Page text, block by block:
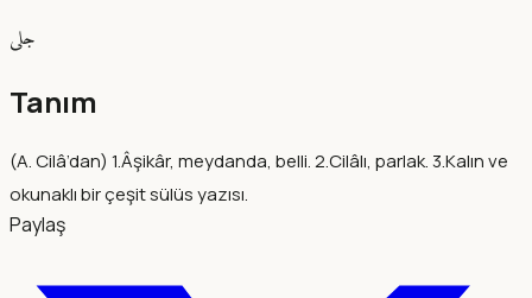
جلى
Tanım
(A. Cilâ’dan) 1.Âşikâr, meydanda, belli. 2.Cilâlı, parlak. 3.Kalın ve
okunaklı bir çeşit sülüs yazısı.
Paylaş